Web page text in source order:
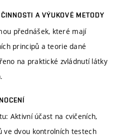
A VÝUKOVÉ METODY
přednášek, které mají
principů a teorie dané
na praktické zvládnutí látky
Aktivní účast na cvičeních,
ve dvou kontrolních testech